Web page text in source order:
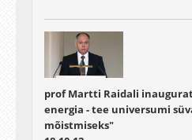
prof Martti Raidali
energia - tee universumi
mõistmiseks"